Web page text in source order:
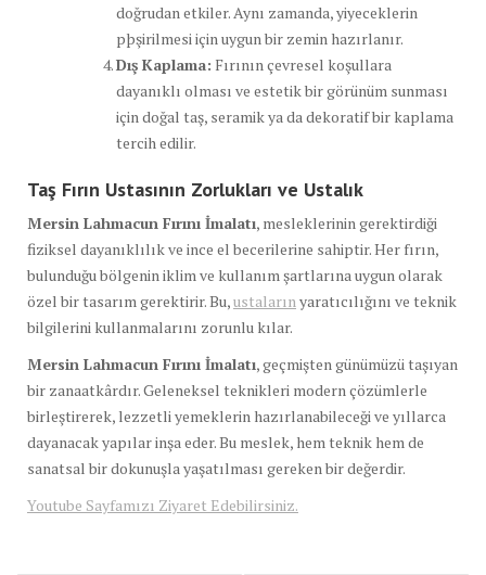
doğrudan etkiler. Aynı zamanda, yiyeceklerin
pþşirilmesi için uygun bir zemin hazırlanır.
Dış Kaplama: Fırının çevresel koşullara
dayanıklı olması ve estetik bir görünüm sunması
için doğal taş, seramik ya da dekoratif bir kaplama
tercih edilir.
Taş Fırın Ustasının Zorlukları ve Ustalık
Mersin Lahmacun Fırını İmalatı, mesleklerinin gerektirdiği
fiziksel dayanıklılık ve ince el becerilerine sahiptir. Her fırın,
bulunduğu bölgenin iklim ve kullanım şartlarına uygun olarak
özel bir tasarım gerektirir. Bu,ustaların yaratıcılığını ve teknik
bilgilerini kullanmalarını zorunlu kılar.
Mersin Lahmacun Fırını İmalatı, geçmişten günümüzü taşıyan
bir zanaatkârdır. Geleneksel teknikleri modern çözümlerle
birleştirerek, lezzetli yemeklerin hazırlanabileceği ve yıllarca
dayanacak yapılar inşa eder. Bu meslek, hem teknik hem de
sanatsal bir dokunuşla yaşatılması gereken bir değerdir.
Youtube Sayfamızı Ziyaret Edebilirsiniz.